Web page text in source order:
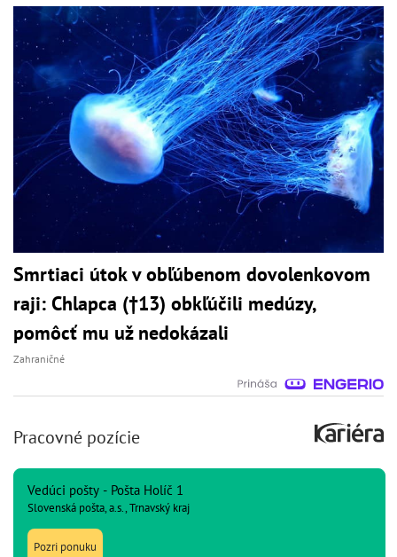
Smrtiaci útok v obľúbenom dovolenkovom
raji: Chlapca (†13) obkľúčili medúzy,
pomôcť mu už nedokázali
Zahraničné
Pracovné pozície
Vedúci pošty - Pošta Holíč 1
Slovenská pošta, a.s., Trnavský kraj
Pozri ponuku